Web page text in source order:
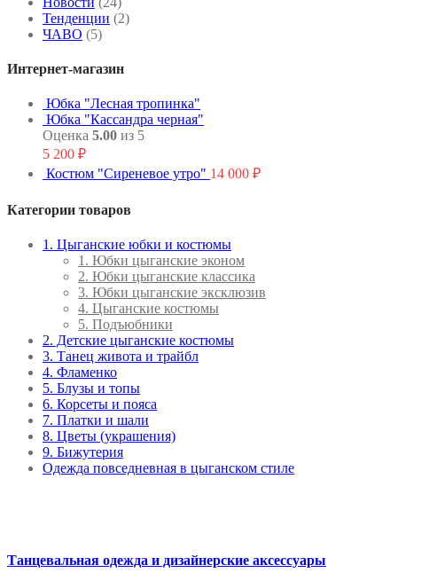
Тенденции (2)
ЧАВО (5)
Интернет-магазин
Юбка "Лесная тропинка"
Юбка "Кассандра черная"
Оценка 5.00 из 5
5 200 ₽
Костюм "Сиреневое утро" 14 000 ₽
Категории товаров
1. Цыганские юбки и костюмы
1. Юбки цыганские эконом
2. Юбки цыганские классика
3. Юбки цыганские эксклюзив
4. Цыганские костюмы
5. Подъюбники
2. Детские цыганские костюмы
3. Танец живота и трайбл
4. Фламенко
5. Блузы и топы
6. Корсеты и пояса
7. Платки и шали
8. Цветы (украшения)
9. Бижутерия
Одежда повседневная в цыганском стиле
Танцевальная одежда и дизайнерские аксессуары